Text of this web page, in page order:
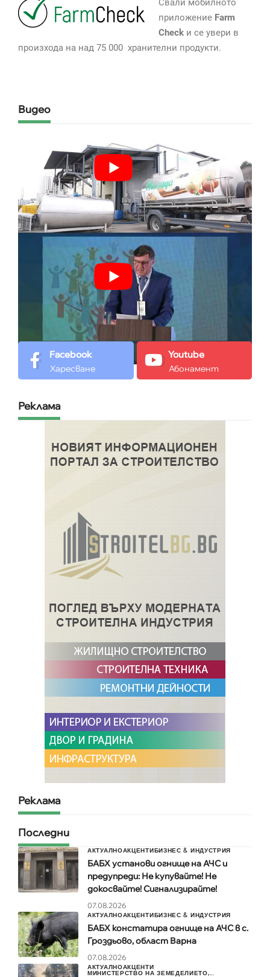
Свали мобилното
приложение Farm
Checkи се увери в
произхода на над 75 000 хранителни продукти.
Видео
Facebook
Харесване
Youtube
Абонамент
Реклама
Реклама
Последни
АКТУАЛНОАКЦЕНТИБИЗНЕС & ИНДУСТРИЯ
БАБХ установи огнище на АЧС и
предупреди: Не купувайте! Не
докосвайте! Сигнализирайте!
07.08.2026
АКТУАЛНОАКЦЕНТИБИЗНЕС & ИНДУСТРИЯ
БАБХ констатира огнище на АЧС в с.
Гроздьово, област Варна
07.08.2026
АКТУАЛНОАКЦЕНТИ
МИНИСТЕРСТВО НА ЗЕМЕДЕЛИЕТО,...